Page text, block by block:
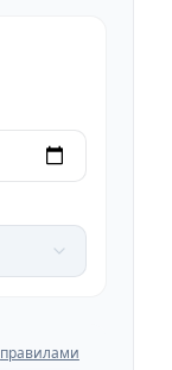
правилами